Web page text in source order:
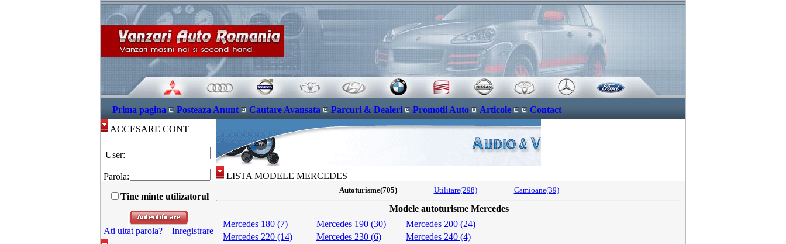
Prima pagina Posteaza Anunt Cautare Avansata Parcuri & Dealeri Promotii Auto Articole
Contact
ACCESARE CONT
User:
Parola:
Tine minte utilizatorul
Ati uitat parola?
Inregistrare
LISTA MODELE MERCEDES
Autoturisme(705) Utilitare(298) Camioane(39)
Modele autoturisme Mercedes
Mercedes 180 (7)
Mercedes 190 (30)
Mercedes 200 (24)
Mercedes 220 (14)
Mercedes 230 (6)
Mercedes 240 (4)